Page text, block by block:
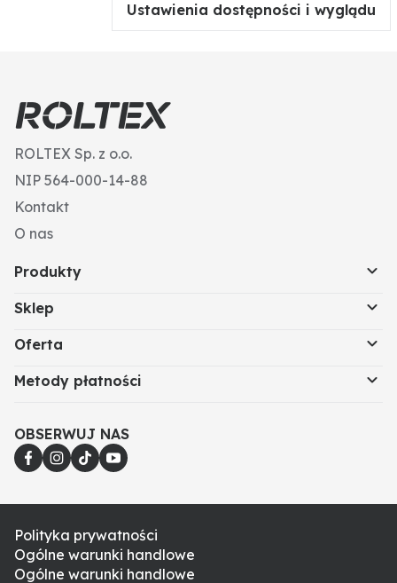
Ustawienia dostępności i wyglądu
ROLTEX Sp. z o.o.
NIP 564-000-14-88
Kontakt
O nas
Produkty
Sklep
Oferta
Metody płatności
OBSERWUJ NAS
Polityka prywatności
Ogólne warunki handlowe
Ogólne warunki handlowe